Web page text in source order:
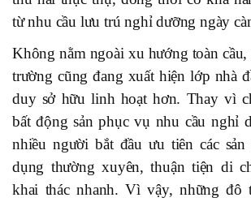
từ nhu cầu lưu trú nghỉ dưỡng ngày
Không nằm ngoài xu hướng toàn
trường cũng đang xuất hiện lớp nhà
duy sở hữu linh hoạt hơn. Thay vì
bất động sản phục vụ nhu cầu nghỉ
nhiều người bắt đầu ưu tiên các
dụng thường xuyên, thuận tiện di
khai thác nhanh. Vì vậy, những đô